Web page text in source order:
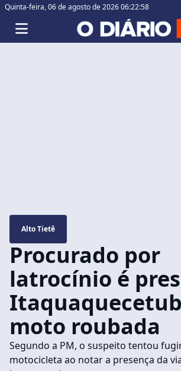
Quinta-feira,06 de agosto de 2026 06:22:59
Alto Tietê
Procurado por
latrocínio é
moto roubada
Segundo a PM, o suspeito tentou
motocicleta ao notar a presença da